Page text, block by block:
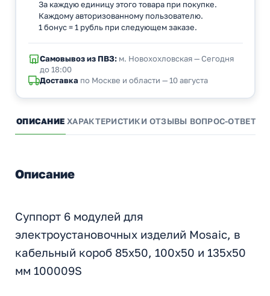
За каждую единицу этого товара при покупке.
Каждому авторизованному пользователю.
1 бонус = 1 рубль при следующем заказе.
Самовывоз из ПВЗ:м. Новохохловская — Сегодня
до 18:00
Доставка по Москве и области — 10 августа
ОПИСАНИЕ ХАРАКТЕРИСТИКИ ОТЗЫВЫ ВОПРОС-ОТВЕТ
Описание
Суппорт 6 модулей для
электроустановочных изделий Mosaic, в
кабельный короб 85х50, 100х50 и 135х50
мм 100009S